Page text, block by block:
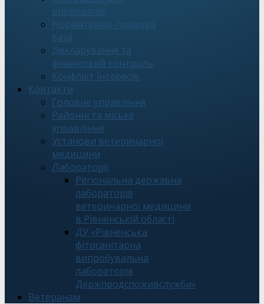
викривачів
Нормативно-правова
база
Декларування та
фінансовий контроль
Конфлікт інтересів
Контакти
Головне управління
Районні та міське
управління
Установи ветеринарної
медицини
Лабораторії
Регіональна державна
лабораторія
ветеринарної медицини
в Рівненській області
ДУ «Рівненська
фітосанітарна
випробувальна
лабораторія
Держпродспоживслужби»
Ветеранам